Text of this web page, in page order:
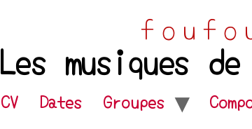
Les musiques
CV Dates Groupes